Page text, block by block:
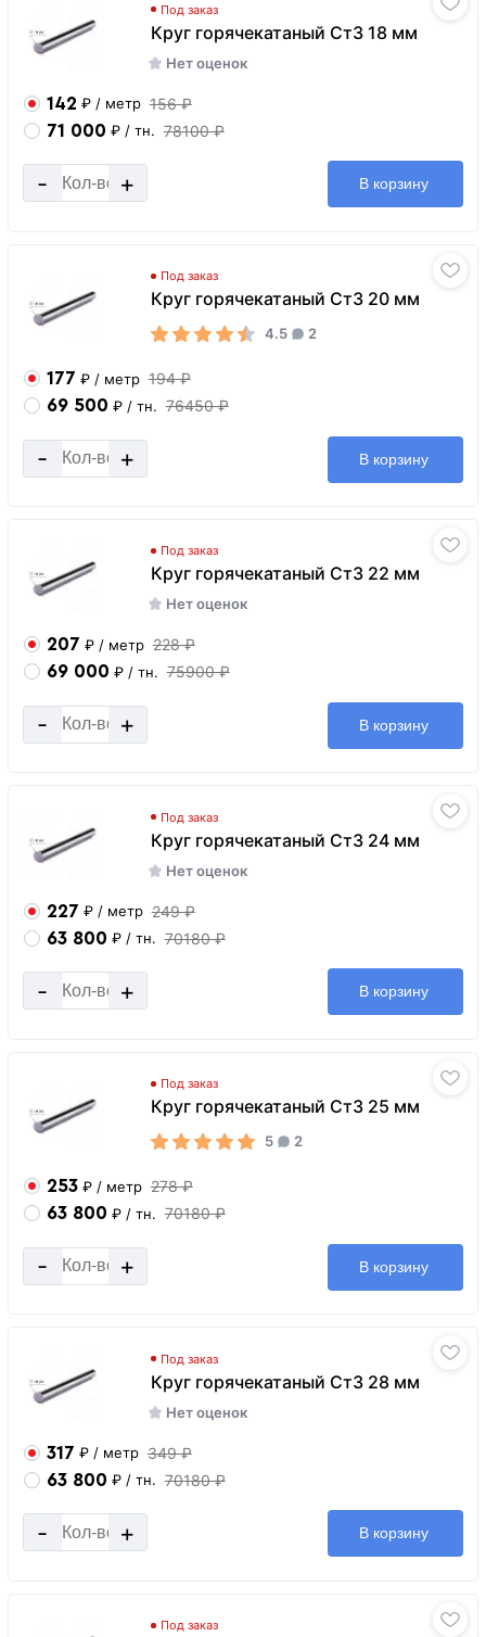
Под заказ
Круг горячекатаный Ст3 18 мм
Нет оценок
142 ₽ / метр 156 ₽
71 000 ₽ / тн. 78100 ₽
- + В корзину
Под заказ
Круг горячекатаный Ст3 20 мм
4.5 2
177 ₽ / метр 194 ₽
69 500 ₽ / тн. 76450 ₽
- + В корзину
Под заказ
Круг горячекатаный Ст3 22 мм
Нет оценок
207 ₽ / метр 228 ₽
69 000 ₽ / тн. 75900 ₽
- + В корзину
Под заказ
Круг горячекатаный Ст3 24 мм
Нет оценок
227 ₽ / метр 249 ₽
63 800 ₽ / тн. 70180 ₽
- + В корзину
Под заказ
Круг горячекатаный Ст3 25 мм
5 2
253 ₽ / метр 278 ₽
63 800 ₽ / тн. 70180 ₽
- + В корзину
Под заказ
Круг горячекатаный Ст3 28 мм
Нет оценок
317 ₽ / метр 349 ₽
63 800 ₽ / тн. 70180 ₽
- + В корзину
Под заказ